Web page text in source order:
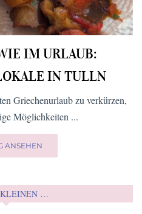
IM URLAUB:
IN TULLN
Griechenurlaub zu verkürzen,
Möglichkeiten ...
ANSEHEN
…